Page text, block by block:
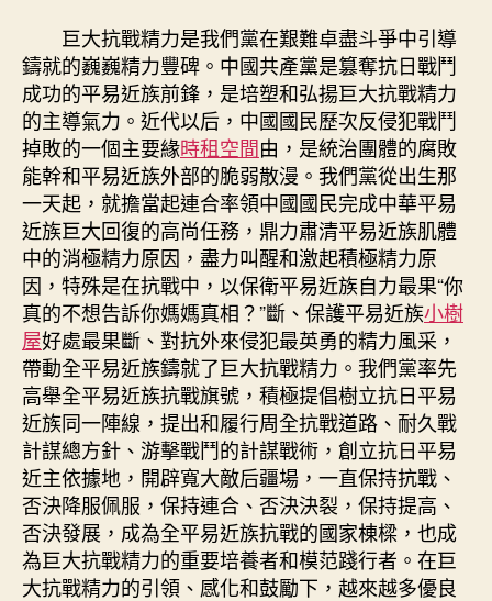
巨大抗戰精力是我們黨在艱難卓盡斗爭中引導
鑄就的巍巍精力豐碑。中國共產黨是篡奪抗日戰鬥
成功的平易近族前鋒，是培塑和弘揚巨大抗戰精力
的主導氣力。近代以后，中國國民歷次反侵犯戰鬥
掉敗的一個主要緣時租空間由，是統治團體的腐敗
能幹和平易近族外部的脆弱散漫。我們黨從出生那
一天起，就擔當起連合率領中國國民完成中華平易
近族巨大回復的高尚任務，鼎力肅清平易近族肌體
中的消極精力原因，盡力叫醒和激起積極精力原
因，特殊是在抗戰中，以保衛平易近族自力最果“你
真的不想告訴你媽媽真相？”斷、保護平易近族小樹
屋好處最果斷、對抗外來侵犯最英勇的精力風采，
帶動全平易近族鑄就了巨大抗戰精力。我們黨率先
高舉全平易近族抗戰旗號，積極提倡樹立抗日平易
近族同一陣線，提出和履行周全抗戰道路、耐久戰
計謀總方針、游擊戰鬥的計謀戰術，創立抗日平易
近主依據地，開辟寬大敵后疆場，一直保持抗戰、
否決降服佩服，保持連合、否決決裂，保持提高、
否決發展，成為全平易近族抗戰的國家棟樑，也成
為巨大抗戰精力的重要培養者和模范踐行者。在巨
大抗戰精力的引領、感化和鼓勵下，越來越多優良